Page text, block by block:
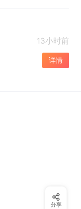
13小时前
详情
分享